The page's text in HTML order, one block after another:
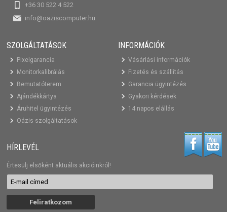
+36 30 522 4 522
info@oaziscomputer.hu
SZOLGÁLTATÁSOK
Pixelgarancia
Monitorkalibrálás
Bemutatóterem
Ajándékkártya
Áruhitel ügyintézés
Oázis szolgáltatások
INFORMÁCIÓK
Vásárlási információk
Fizetés és szállítás
Garancia ügyintézés
Gyakori kérdések
14 napos elállás
HÍRLEVÉL
Értesülj elsőként aktuális akcióinkról!